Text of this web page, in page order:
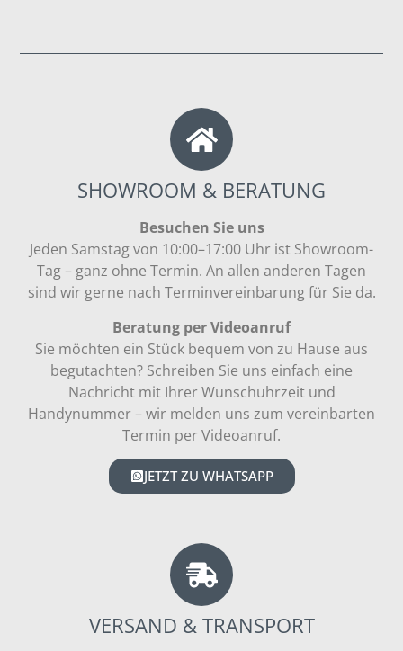
SHOWROOM & BERATUNG
Besuchen Sie uns
Jeden Samstag von 10:00–17:00 Uhr ist Showroom-
Tag – ganz ohne Termin. An allen anderen Tagen
sind wir gerne nach Terminvereinbarung für Sie da.
Beratung per Videoanruf
Sie möchten ein Stück bequem von zu Hause aus
begutachten? Schreiben Sie uns einfach eine
Nachricht mit Ihrer Wunschuhrzeit und
Handynummer – wir melden uns zum vereinbarten
Termin per Videoanruf.
JETZT ZU WHATSAPP
VERSAND & TRANSPORT